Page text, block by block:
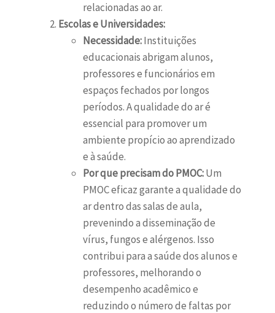
relacionadas ao ar.
Escolas e Universidades:
Necessidade:Instituições
educacionais abrigam alunos,
professores e funcionários em
espaços fechados por longos
períodos. A qualidade do ar é
essencial para promover um
ambiente propício ao aprendizado
e à saúde.
Por que precisam do PMOC:Um
PMOC eficaz garante a qualidade do
ar dentro das salas de aula,
prevenindo a disseminação de
vírus, fungos e alérgenos. Isso
contribui para a saúde dos alunos e
professores, melhorando o
desempenho acadêmico e
reduzindo o número de faltas por